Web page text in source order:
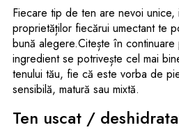
Fiecare tip de ten are nevoi
proprietăților fiecărui umectant te
bună alegere.Citește în
ingredient se potrivește cel mai
tenului tău, fie că este vorba de
sensibilă, matură sau mixtă.
Ten uscat /